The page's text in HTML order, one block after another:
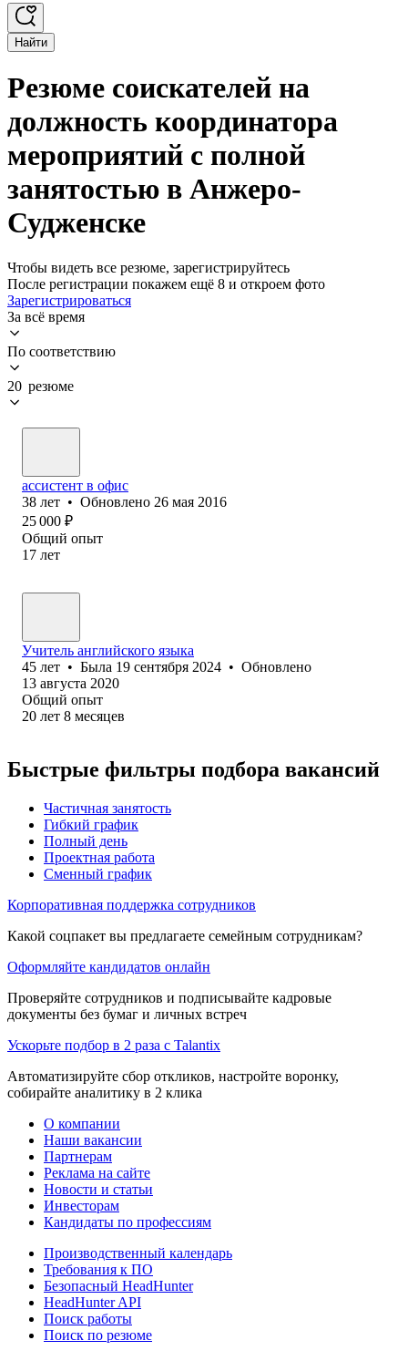
Найти
Резюме соискателей на
должность координатора
мероприятий с полной
занятостью в Анжеро-
Судженске
Чтобы видеть все резюме, зарегистрируйтесь
После регистрации покажем ещё 8 и откроем фото
Зарегистрироваться
За всё время
По соответствию
20 резюме
ассистент в офис
38 лет • Обновлено 26 мая 2016
25 000 ₽
Общий опыт
17 лет
Учитель английского языка
45 лет • Была 19 сентября 2024 • Обновлено
13 августа 2020
Общий опыт
20 лет 8 месяцев
Быстрые фильтры подбора вакансий
Частичная занятость
Гибкий график
Полный день
Проектная работа
Сменный график
Корпоративная поддержка сотрудников
Какой соцпакет вы предлагаете семейным сотрудникам?
Оформляйте кандидатов онлайн
Проверяйте сотрудников и подписывайте кадровые
документы без бумаг и личных встреч
Ускорьте подбор в 2 раза с Talantix
Автоматизируйте сбор откликов, настройте воронку,
собирайте аналитику в 2 клика
О компании
Наши вакансии
Партнерам
Реклама на сайте
Новости и статьи
Инвесторам
Кандидаты по профессиям
Производственный календарь
Требования к ПО
Безопасный HeadHunter
HeadHunter API
Поиск работы
Поиск по резюме